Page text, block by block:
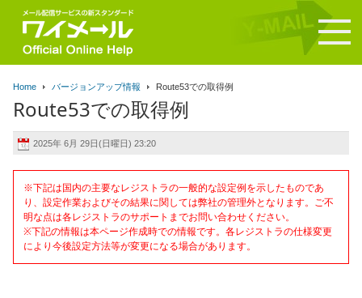
Home バージョンアップ情報 Route53での取得例
Route53での取得例
2025年 6月 29日(日曜日) 23:20
※下記は国内の主要なレジストラの一般的な設定例を示したものであ
り、設定作業およびその結果に関しては弊社の管理外となります。ご不
明な点は各レジストラのサポートまでお問い合わせください。
※下記の情報は本ページ作成時での情報です。各レジストラの仕様変更
により今後設定方法等が変更になる場合があります。